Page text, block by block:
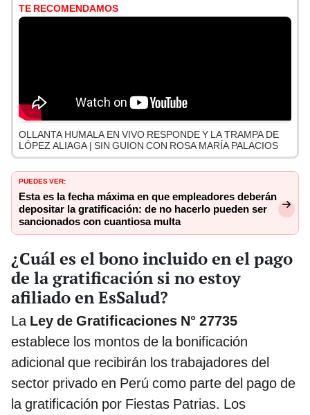
TE RECOMENDAMOS
OLLANTA HUMALA EN VIVO RESPONDE Y LA TRAMPA DE
LÓPEZ ALIAGA | SIN GUION CON ROSA MARÍA PALACIOS
PUEDES VER:
Esta es la fecha máxima en que empleadores deberán
depositar la gratificación: de no hacerlo pueden ser
sancionados con cuantiosa multa
¿Cuál es el bono incluido en el pago
de la gratificación si no estoy
afiliado en EsSalud?
La Ley de Gratificaciones N° 27735
establece los montos de la bonificación
adicional que recibirán los trabajadores del
sector privado en Perú como parte del pago de
la gratificación por Fiestas Patrias. Los